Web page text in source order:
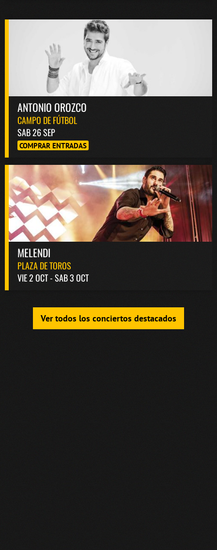
ANTONIO OROZCO
CAMPO DE FÚTBOL
SAB 26 SEP
COMPRAR ENTRADAS
MELENDI
PLAZA DE TOROS
VIE 2 OCT - SAB 3 OCT
Ver todos los conciertos destacados